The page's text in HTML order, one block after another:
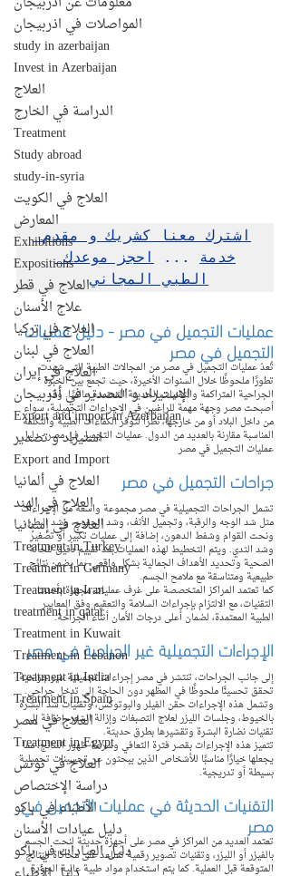
المواصلات في اذربيجان
study in azerbaijan
Invest in Azerbaijan
العلاج
الدراسة في الخارج
Treatment
Study abroad
study-in-syria
العلاج في الكويت
المعارض
Exhibitions
Expositions
العلاج في قطر
علاج الأسنان
العلاج في تركيا
العلاج في لبنان
العلاج في إيران
الإستيراد و التصدير في أذربيجان
Export and import in Azerbaijan
استيراد و تصدير
Export and Import
العلاج في ألمانيا
العلاج في الهند
العلاج في إسبانيا
Treatment in Turkey
Treatment in Germany
Treatment in Iran
treatment in qatar
Treatment in Kuwait
Treatment in Lebanon
Treatment in India
Treatment in Spain
العلاج في مصر
Treatment in Egypt
العلاج في تونس
دراسة الإختصاص
الأطباء في باكو
دليل عيادات الأسنان
دليل العيادات في باكو
اشترك معنا كشريك و مقدم
خدمة
...
احجز موعدك
الطبي المجاني
عمليات التجميل في مصر - دليل عمليات
التجميل في مصر
تُعدّ عمليات التجميل في مصر من المجالات الطبية التي شهدت
تطورًا ملحوظًا خلال السنوات الأخيرة، حيث تجمع بين الخبرة
الجراحية المتراكمة والتقنيات الحديثة المعتمدة عالميًا. وقد
أصبحت مصر وجهة مهمة للراغبين في الإجراءات التجميلية، سواء
من داخل البلاد أو من خارجها، نظرًا لتوفر الكفاءات الطبية والتكلفة
المناسبة مقارنة بالعديد من الدول. عمليات التجميل في مصر - دليل
عمليات التجميل في مصر
جراحات التجميل في مصر
تشمل الجراحات التجميلية في مصر مجموعة واسعة من الإجراءات
مثل شد الوجه والرقبة، وتجميل الأنف، وشد الجفون، وشد البطن،
ونحت القوام وشفط الدهون، إضافة إلى عمليات تكبير أو تصغير
وشد الثدي. ويتم التخطيط لهذه العمليات بعد تقييم دقيق للحالة
الصحية وتحديد الأهداف الجمالية بشكل واقعي، بما يضمن نتائج
طبيعية ومتناسقة مع ملامح الجسم.
كما تعتمد المراكز المتخصصة على غرف عمليات مجهزة بأحدث
التقنيات، مع الالتزام بإجراءات السلامة والتعقيم وفق المعايير
الطبية المعتمدة، لضمان أعلى درجات الأمان أثناء الجراحة.
الإجراءات التجميلية غير الجراحية في مصر
إلى جانب الجراحات، تنتشر في مصر إجراءات تجميلية غير جراحية
تحقق تحسينًا ملحوظًا في المظهر دون الحاجة إلى تدخل جراحي.
وتشمل هذه الإجراءات حقن الفيلر والبوتوكس، وتقنيات شد البشرة
بالخيوط، وجلسات الليزر لعلاج التصبغات وإزالة الشعر، إضافة إلى
تقنيات نضارة البشرة وتقشيرها بطرق حديثة.
تتميز هذه الإجراءات بقصر فترة التعافي وسرعة ظهور النتائج، مما
يجعلها خيارًا مناسبًا للأشخاص الذين يبحثون عن تحسينات تجميلية
بسيطة أو تدريجية.
التقنيات الحديثة في عمليات التجميل في
مصر
تعتمد العديد من المراكز في مصر على أجهزة حديثة لنحت الجسم
بالفيزر أو الليزر، وتقنيات تصوير رقمية تساعد على محاكاة النتائج
المتوقعة قبل العملية. كما يتم استخدام مواد طبية عالية الجودة